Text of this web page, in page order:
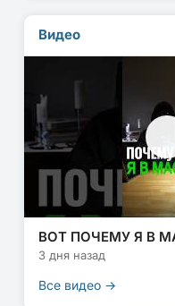
Видео
ВОТ ПОЧЕМУ Я В
3 дня назад
Все видео →